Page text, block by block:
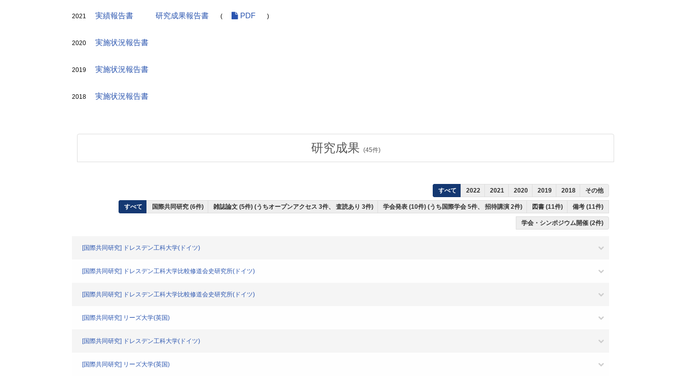
2021 実績報告書 研究成果報告書 ( PDF )
2020 実施状況報告書
2019 実施状況報告書
2018 実施状況報告書
研究成果 (45件)
すべて 2022 2021 2020 2019 2018 その他
すべて 国際共同研究 (6件) 雑誌論文 (5件) (うちオープンアクセス 3件、 査読あり 3件) 学会発表 (10件) (うち国際学会 5件、 招待講演 2件) 図書 (11件) 備考 (11件)
学会・シンポジウム開催 (2件)
[国際共同研究] ドレスデン工科大学(ドイツ)
[国際共同研究] ドレスデン工科大学比較修道会史研究所(ドイツ)
[国際共同研究] ドレスデン工科大学比較修道会史研究所(ドイツ)
[国際共同研究] リーズ大学(英国)
[国際共同研究] ドレスデン工科大学(ドイツ)
[国際共同研究] リーズ大学(英国)